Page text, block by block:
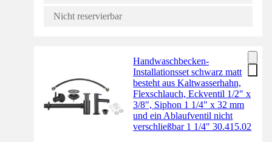
Nicht reservierbar
Handwaschbecken-
Installationsset schwarz matt
besteht aus Kaltwasserhahn,
Flexschlauch, Eckventil 1/2" x
3/8", Siphon 1 1/4" x 32 mm
und ein Ablaufventil nicht
verschließbar 1 1/4" 30.415.02